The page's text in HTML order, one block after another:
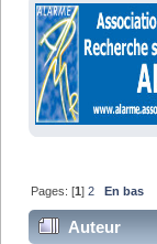
Pages: [1]2 En bas
Auteur